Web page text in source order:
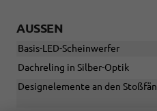
AUSSEN
Basis-LED-Scheinwerfer
Dachreling in Silber-Optik
Designelemente an den